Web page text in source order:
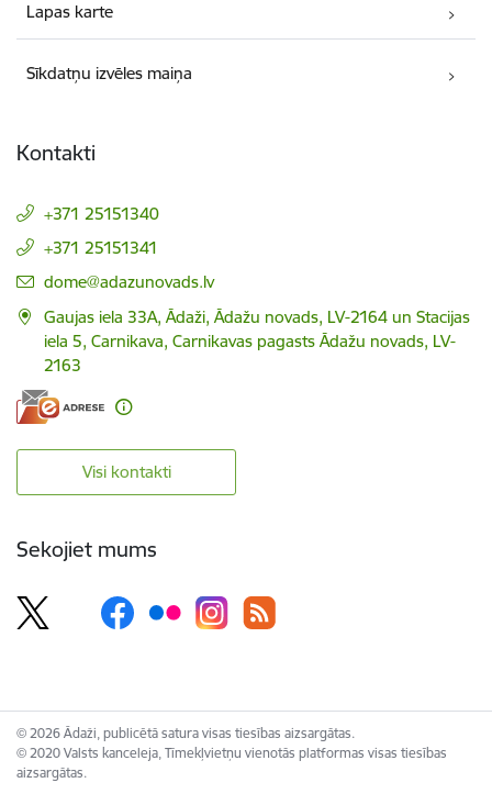
Lapas karte
Sīkdatņu izvēles maiņa
Kontakti
+371 25151340
+371 25151341
E-pasts:
dome@adazunovads.lv
Gaujas iela 33A, Ādaži, Ādažu novads, LV-2164 un Stacijas
iela 5, Carnikava, Carnikavas pagasts Ādažu novads, LV-
2163
Visi kontakti
Sekojiet mums
© 2026 Ādaži, publicētā satura visas tiesības aizsargātas.
© 2020 Valsts kanceleja, Tīmekļvietņu vienotās platformas visas tiesības
aizsargātas.